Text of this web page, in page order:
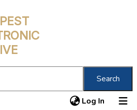
Search
Log In (current)